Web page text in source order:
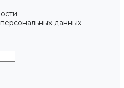
данных